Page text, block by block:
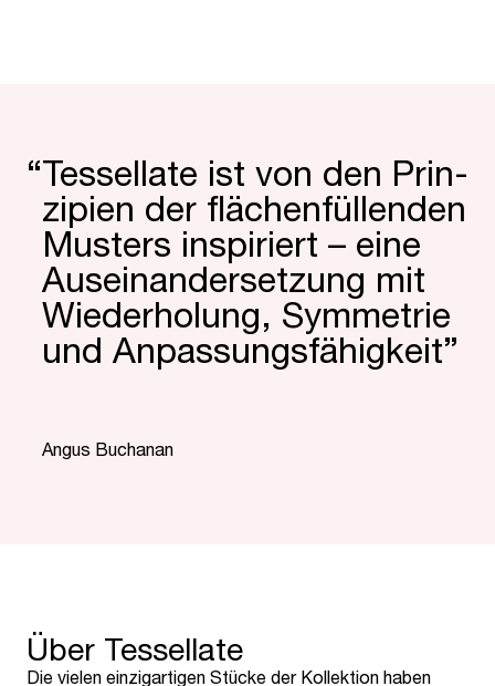
“Tessel­late ist von den Prin­
zipien der flächen­füllenden
Musters inspi­riert – eine
Ausein­ander­setzung mit
Wieder­holung, Symmetrie
und Anpas­sungs­fähig­keit”
Angus Buchanan
Über Tessellate
Die vielen einzigartigen Stücke der Kollektion haben